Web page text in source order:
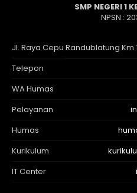
SMP NEGERI 1
NPSN :
Jl. Raya Cepu Randublatung Km
Telepon
WA Humas
Pelayanan
Humas
Kurikulum
IT Center